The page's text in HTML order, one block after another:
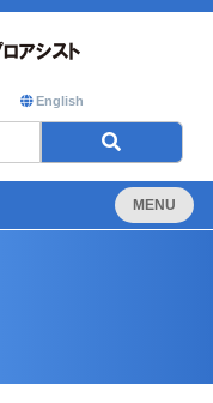
English
MENU